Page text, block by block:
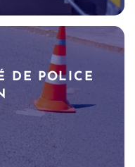
DE POLICE